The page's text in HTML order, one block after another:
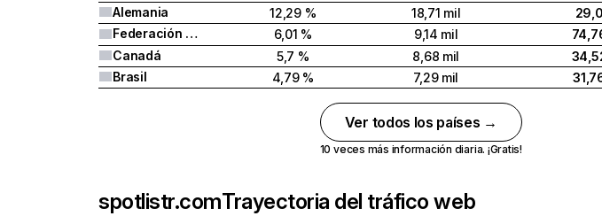
Alemania
12,29 % 18,71 mil
Federación Rusa
6,01 % 9,14 mil
Canadá
5,7 % 8,68 mil
Brasil
4,79 % 7,29 mil
Ver todos los países →
10 veces más información diaria. ¡Gratis!
spotlistr.comTrayectoria del tráfico web